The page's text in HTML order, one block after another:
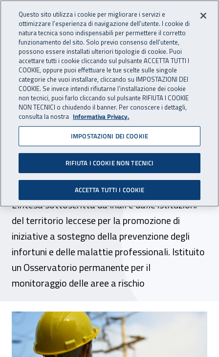
INAIL - Istituto Nazionale
Apri cerca
Navigazione principale
Navigazione - Ti trovi in:
Home Inail comunica News
05 maggio 2022
Puglia, firmato un accordo
per la sicurezza sui luoghi di
lavoro
L’intesa sottoscritta da Inail e dalle istituzioni
del territorio leccese per la promozione di
iniziative a sostegno della prevenzione degli
infortuni e delle malattie professionali. Istituito
un Osservatorio permanente per il
monitoraggio delle aree a rischio
Puglia, firmato un accordo per la
Questo sito utilizza i cookie per migliorare i servizi e
ottimizzare l’esperienza di navigazione dell’utente. I cookie di
natura tecnica sono indispensabili per permettere il corretto
funzionamento del sito. Solo previo consenso dell’utente,
possono essere installati ulteriori tipologie di cookie. Puoi
accettare tutti i cookie cliccando sul pulsante ACCETTA TUTTI I
COOKIE, oppure puoi effettuare le tue scelte sulle singole
categorie che vuoi installare, cliccando su IMPOSTAZIONI DEI
COOKIE. Se invece intendi rifiutarne l’installazione dei cookie
non tecnici, puoi farlo cliccando sul pulsante RIFIUTA I COOKIE
NON TECNICI o chiudendo il banner. Per conoscere i dettagli,
consulta la nostra Informativa Privacy.
IMPOSTAZIONI DEI COOKIE
RIFIUTA I COOKIE NON TECNICI
ACCETTA TUTTI I COOKIE